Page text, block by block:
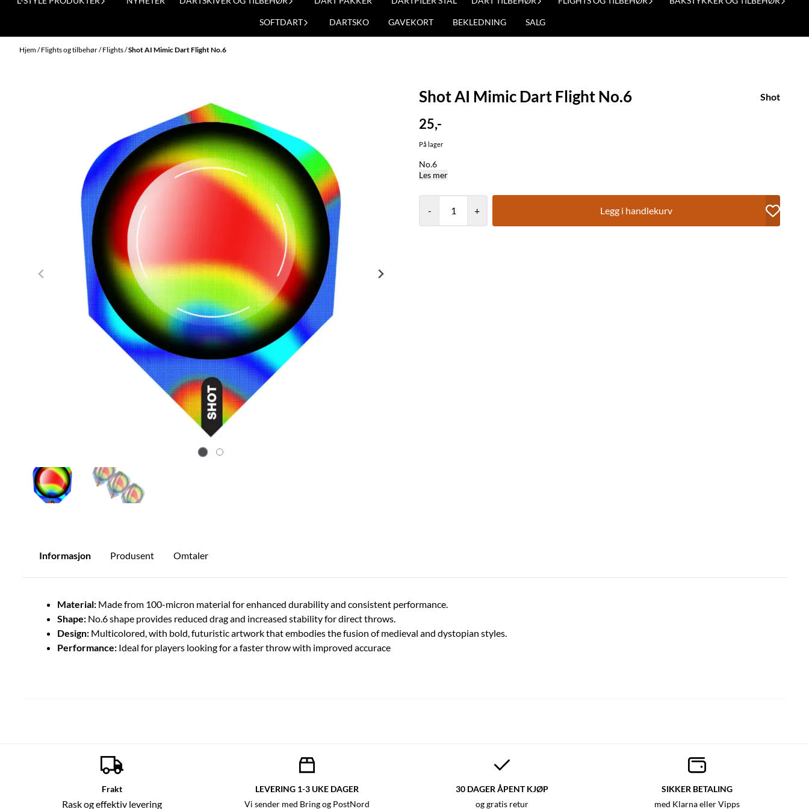
SOFTDART DARTSKO GAVEKORT BEKLEDNING SALG
Hjem/Flights og tilbehør/Flights/Shot AI Mimic Dart Flight No.6
Shot AI Mimic Dart Flight No.6 Shot
25,-
På lager
No.6
Les mer
- + Legg i handlekurv
Informasjon Produsent Omtaler
Material: Made from 100-micron material for enhanced durability and consistent performance.
Shape: No.6 shape provides reduced drag and increased stability for direct throws.
Design: Multicolored, with bold, futuristic artwork that embodies the fusion of medieval and dystopian styles.
Performance: Ideal for players looking for a faster throw with improved accurace
Frakt
Rask og effektiv levering
LEVERING 1-3 UKE DAGER
Vi sender med Bring og PostNord
30 DAGER ÅPENT KJØP
og gratis retur
SIKKER BETALING
med Klarna eller Vipps